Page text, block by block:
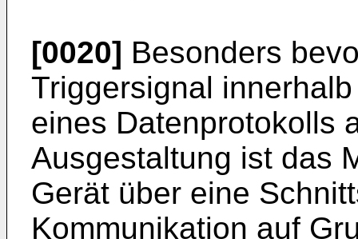
[0020] Besonders
Triggersignal
eines Datenprotokolls
Ausgestaltung ist das
Gerät über eine
Kommunikation auf